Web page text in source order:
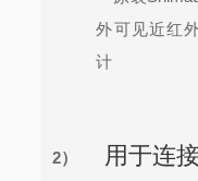
2）
用于连接